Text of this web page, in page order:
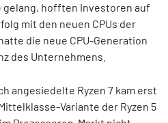
gelang, hofften Investoren auf
mit den neuen CPUs der
die neue CPU-Generation
des Unternehmens.
angesiedelte Ryzen 7 kam erst
Variante der Ryzen 5